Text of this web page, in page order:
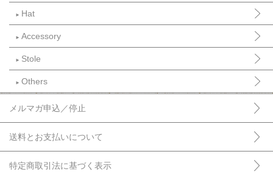
► Hat
► Accessory
► Stole
► Others
メルマガ申込／停止
送料とお支払いについて
特定商取引法に基づく表示